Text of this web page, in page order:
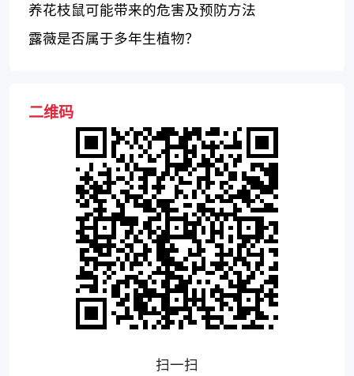
养花枝鼠可能带来的危害及预防方法
露薇是否属于多年生植物？
二维码
扫一扫